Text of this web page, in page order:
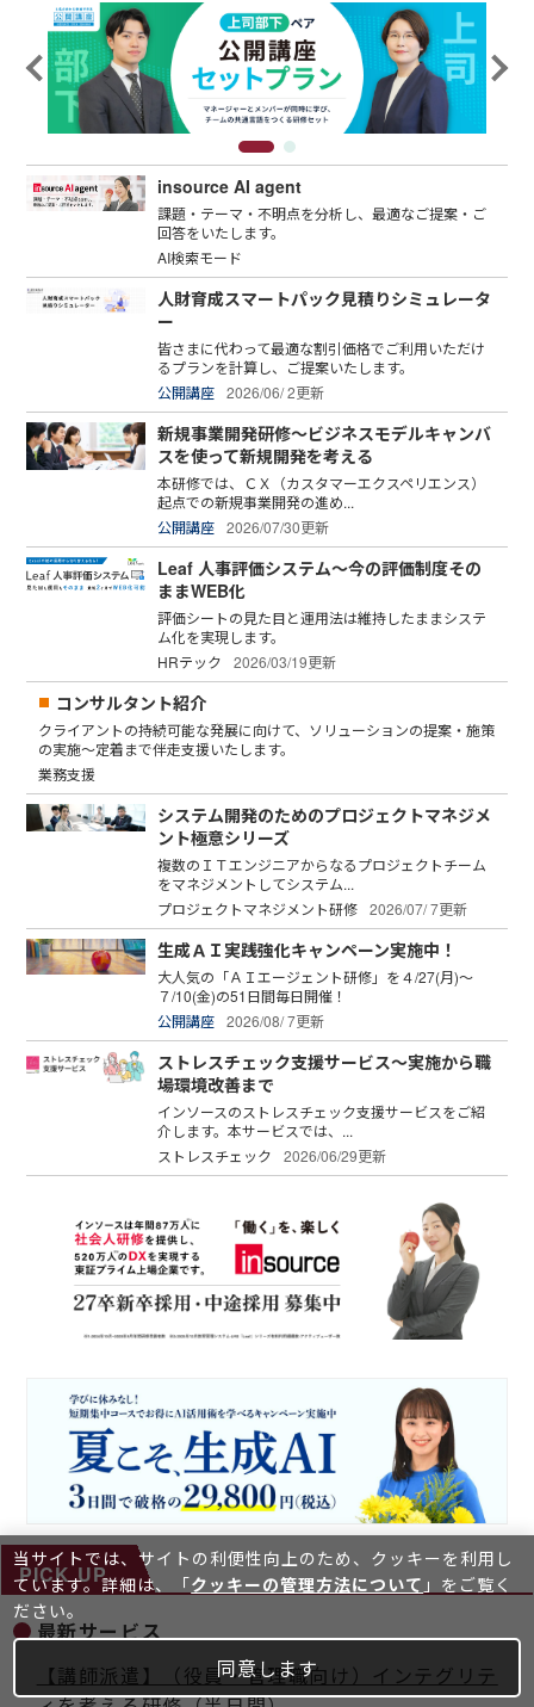
insource AI agent
課題・テーマ・不明点を分析し、最適なご提案・ご
回答をいたします。
AI検索モード
人財育成スマートパック見積りシミュレータ
ー
皆さまに代わって最適な割引価格でご利用いただけ
るプランを計算し、ご提案いたします。
公開講座 2026/06/ 2更新
新規事業開発研修～ビジネスモデルキャンバ
スを使って新規開発を考える
本研修では、ＣＸ（カスタマーエクスペリエンス）
起点での新規事業開発の進め...
公開講座 2026/07/30更新
Leaf 人事評価システム～今の評価制度その
ままWEB化
評価シートの見た目と運用法は維持したままシステ
ム化を実現します。
HRテック
2026/03/19更新
コンサルタント紹介
クライアントの持続可能な発展に向けて、ソリューションの提案・施策
の実施～定着まで伴走支援いたします。
業務支援
システム開発のためのプロジェクトマネジメ
ント極意シリーズ
複数のＩＴエンジニアからなるプロジェクトチーム
をマネジメントしてシステム...
プロジェクトマネジメント研修 2026/07/ 7更新
生成ＡＩ実践強化キャンペーン実施中！
大人気の「ＡＩエージェント研修」を４/27(月)～
７/10(金)の51日間毎日開催！
公開講座 2026/08/ 7更新
ストレスチェック支援サービス～実施から職
場環境改善まで
インソースのストレスチェック支援サービスをご紹
介します。本サービスでは、...
ストレスチェック
2026/06/29更新
PICK UP
最新サービス
【講師派遣】（役員・管理職向け）インテグリテ
当サイトでは、サイトの利便性向上のため、クッキーを利⽤し
ています。詳細は、「クッキーの管理方法について 」をご覧く
ださい。
同意します